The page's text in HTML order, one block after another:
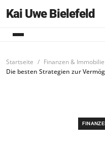
Kai Uwe Bielefeld
Startseite
Finanzen &
Die besten Strategien zur